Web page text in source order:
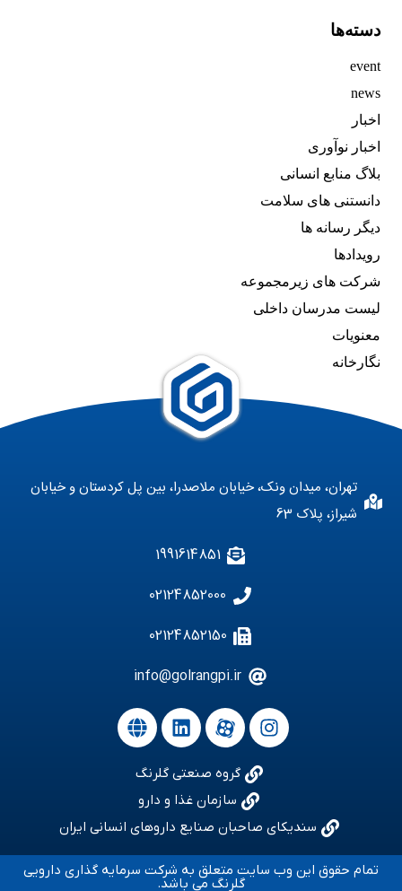
دسته‌ها
event
news
اخبار
اخبار نوآوری
بلاگ منابع انسانی
دانستنی های سلامت
دیگر رسانه ها
رویدادها
شرکت های زیرمجموعه
لیست مدرسان داخلی
معنویات
نگارخانه
تهران، میدان ونک، خیابان ملاصدرا، بین پل کردستان و خیابان
شیراز، پلاک 63
1991614851
02124852000
02124852150
info@golrangpi.ir
گروه صنعتی گلرنگ
سازمان غذا و دارو
سندیکای صاحبان صنایع داروهای انسانی ایران
تمام حقوق این وب سایت متعلق به شرکت سرمایه گذاری دارویی
گلرنگ می باشد.